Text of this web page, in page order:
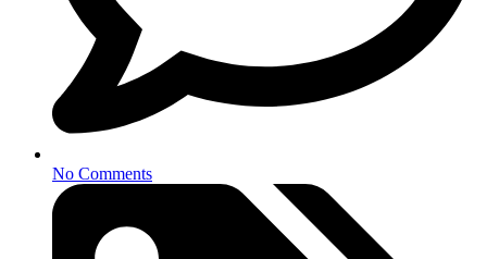
No Comments